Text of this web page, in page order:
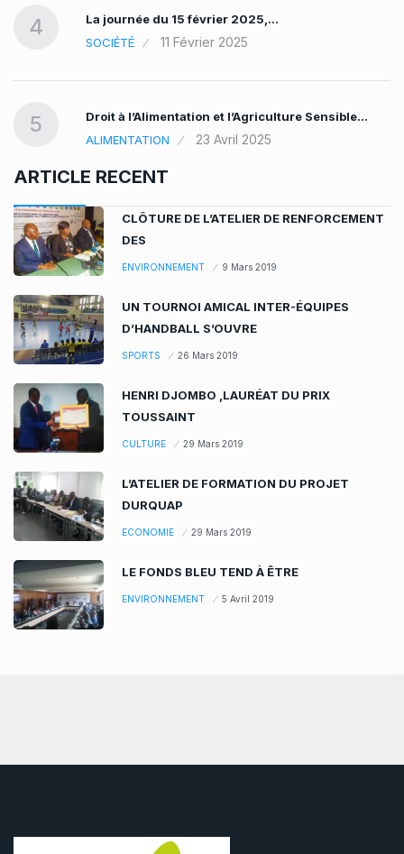
4
La journée du 15 février 2025,…
SOCIÉTÉ
11 Février 2025
5
Droit à l’Alimentation et l’Agriculture Sensible…
ALIMENTATION
23 Avril 2025
ARTICLE RECENT
CLÔTURE DE L’ATELIER DE RENFORCEMENT
DES
ENVIRONNEMENT 9 Mars 2019
UN TOURNOI AMICAL INTER-ÉQUIPES
D’HANDBALL S’OUVRE
SPORTS 26 Mars 2019
HENRI DJOMBO ,LAURÉAT DU PRIX
TOUSSAINT
CULTURE 29 Mars 2019
L’ATELIER DE FORMATION DU PROJET
DURQUAP
ECONOMIE 29 Mars 2019
LE FONDS BLEU TEND À ÊTRE
ENVIRONNEMENT 5 Avril 2019